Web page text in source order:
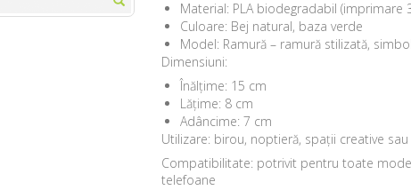
Material: PLA biodegradabil (imprimare
Culoare: Bej natural, baza verde
Model: Ramură – ramură stilizată,
Dimensiuni:
Înălțime: 15 cm
Lățime: 8 cm
Adâncime: 7 cm
Utilizare: birou, noptieră, spații creative
Compatibilitate: potrivit pentru toate
telefoane